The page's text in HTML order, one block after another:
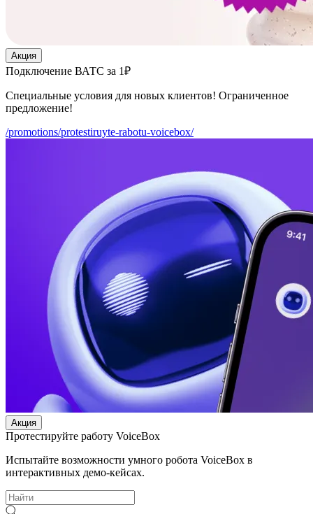
Акция
Подключение ВАТС за 1₽
Специальные условия для новых клиентов! Ограниченное
предложение!
/promotions/protestiruyte-rabotu-voicebox/
Акция
Протестируйте работу VoiceBox
Испытайте возможности умного робота VoiceBox в
интерактивных демо-кейсах.